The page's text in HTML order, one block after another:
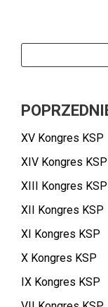
XV Kongres KSP
XIV Kongres KSP
XIII Kongres KSP
XII Kongres KSP
XI Kongres KSP
X Kongres KSP
IX Kongres KSP